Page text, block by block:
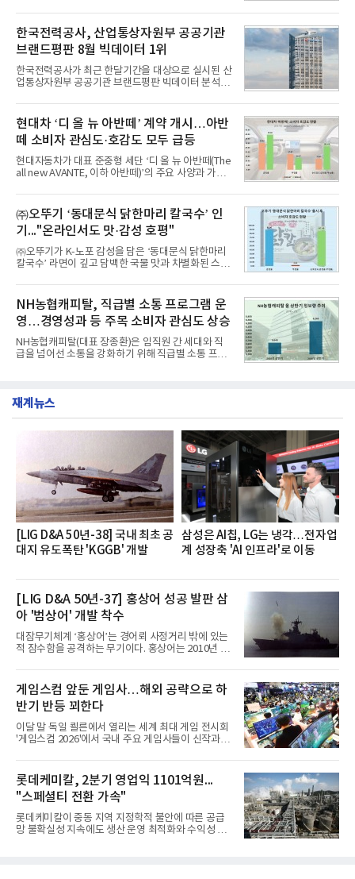
일 한국기업평판연구소(소장 구창환)는 국내 교육서
비스 상장기업 브랜드를 대상으로 지난 7월 7일부터
8월 7일까지 수집된 소비자 빅데이터 10,074,233건
을 분석한 결과, 메가스터디교육이 브랜드평판지수
1,710,926을 기록하며 8월 1위에 올랐다고 밝혔다.
분석에 활용된 빅데이터는 지난 7월(9,491,206건) 대
비 6.14% 증가한 수치로, 교육서비스 상장기업 브랜
디교육, 대교, 디지
한국전력공사, 산업통상자원부 공공기관
브랜드평판 8월 빅데이터 1위
한국전력공사가 최근 한달기간을 대상으로 실시된 산
업통상자원부 공공기관 브랜드평판 빅데이터 분석에
이 순으로 뒤를 이었다.7일 한국기업평판연구소(소장
구창환)는 산업통상자원부 공공기관 41개 브랜드를
대상으로 지난 7월 7일부터 8월 7일까지 수집된 소비
자 빅데이터 91,102,549건을 분석한 결과, 한국전력
공사가 브랜드평판지수 10,670,633을 기록하며 8월
1위에 올랐다고 밝혔다. 분석에 활용된 빅데이터는 지
난 7월(88,893,823건) 대비 2.48% 증가한 수치다.연
수력원자력, 한국석
현대차 ‘디 올 뉴 아반떼’ 계약 개시…아반
떼 소비자 관심도·호감도 모두 급등
현대자동차가 대표 준중형 세단 ‘디 올 뉴 아반떼(The
all new AVANTE, 이하 아반떼)’의 주요 사양과 가격
떼는 6년 만에 선보이는 8세대 완전변경 모델로, ▲정
교한 선과 면을 중심으로 완성한 파격적인 디자인 ▲
과거 중형 세단 수준으로 확대된 차체 제원 ▲글로벌
최고 수준의 안전성 ▲성능과 효율을 동시에 높인 주
행 완성도 ▲첨단 편의 및 디지털 사양 적용 등을 통해
글로벌 준중형 세단의 새로운 기준을 세웠다.아반떼
는 가솔린 2.0과 1.6 하이브리드 두 가지 파워트레인
넘
㈜오뚜기 ‘동대문식 닭한마리 칼국수’ 인
기..."온라인서도 맛·감성 호평"
㈜오뚜기가 K-노포 감성을 담은 ‘동대문식 닭한마리
칼국수’ 라면이 깊고 담백한 국물 맛과 차별화된 스토
혔다.‘동대문식 닭한마리 칼국수’는 예상을 뛰어넘는
소비자 호응에 힘입어 지난 7월 13일 첫 선을 보인 지
단 18일 만에 누적 판매량 50만 개를 돌파하는 성과를
거두었다.이번 신제품은 개발진이 전국의 닭한마리
전문점을 직접 찾아 다니며 최적의 육수 비율을 완성
했다. 자극적이지 않으면서도 깊은 닭육수에 마늘의
개운한 풍미를 더했으며, 국물이 잘 배어들면서도 쫄
서도
NH농협캐피탈, 직급별 소통 프로그램 운
영…경영성과 등 주목 소비자 관심도 상승
NH농협캐피탈(대표 장종환)은 임직원 간 세대와 직
급을 넘어선 소통을 강화하기 위해 직급별 소통 프로
영지원부 홍보팀과 2026년 새로이(e)＊가 공동 주관
쳐 진행됐다.참고로 새로이(e)는 NH농협캐피탈 MZ
세대들로(과장~계장) 구성된 자율 참여조직으로, 조
직문화 혁신과 업무 효율성 향상을 위한 다양한 활동
을 추진하며,새로운 변화와 이로운 영향력을 조직전
반에 전파하는 역할
재계뉴스
[LIG D&A 50년-38] 국내 최초 공
대지 유도폭탄 'KGGB' 개발
삼성은 AI칩, LG는 냉각…전자업
계 성장축 'AI 인프라'로 이동
[LIG D&A 50년-37] 홍상어 성공 발판 삼
아 '범상어' 개발 착수
대잠무기체계 ‘홍상어’는 경어뢰 사정거리 밖에 있는
적 잠수함을 공격하는 무기이다. 홍상어는 2010년 넥
이뤄졌다. 이후 2012년 한국형 구축함(KDX-1) 이상
의 함정에 실전 배치됐다.그해 7월 해군은 동해상에서
성능 검증을 위해 홍상어 시험발사를 실시했다. 이때
홍상어가 목표 지점에서 입수한 후 표적을 타격하지
못하고 물속에서 멈춰버리는 예상 밖의 일이 벌어졌
다. 2차 품질확인 사격 시험에서도 만족스러운 결과를
얻지 못했다. 완벽한 신뢰성 확보를 위해 LIG넥스원은
분야를
게임스컴 앞둔 게임사…해외 공략으로 하
반기 반등 꾀한다
이달 말 독일 쾰른에서 열리는 세계 최대 게임 전시회
'게임스컴 2026'에서 국내 주요 게임사들이 신작과 글
체별로 엇갈린 가운데 하반기 신작 흥행과 해외 시장
성과가 실적을 좌우할 핵심 변수로 떠오르고 있다.8일
업계에 따르면 올해 상반기 게임업계는 기업별 성적
표가 크게 갈렸다. 대표적으로 크래프톤은 'PUBG: 배
틀그라운드'의 안정적인 성장에 힘입어 상반기 연결
기준 매출 2조6616억원, 영업이익 9725억원으로 역
대 최대 실적을 기록했다. 엔씨도 올해 출시한 '아이온
롯데케미칼, 2분기 영업익 1101억원...
"스페셜티 전환 가속"
롯데케미칼이 중동 지역 지정학적 불안에 따른 공급
망 불확실성 지속에도 생산 운영 최적화와 수익성 중